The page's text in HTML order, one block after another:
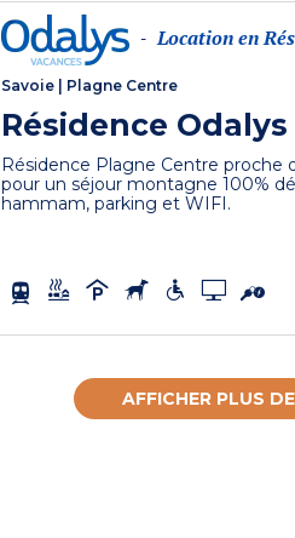
- Location en
Savoie Plagne Centre
Résidence
Résidence Plagne Centre proche
pour un séjour montagne 100%
hammam, parking et WIFI.
AFFICHER PLUS